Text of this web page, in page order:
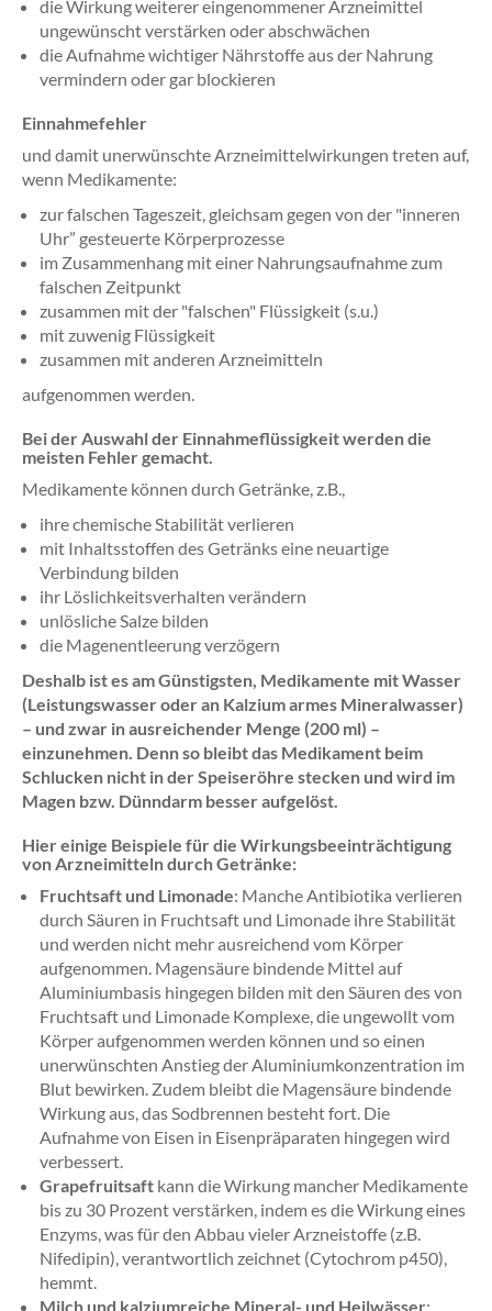
die Wirkung weiterer eingenommener Arzneimittel
ungewünscht verstärken oder abschwächen
die Aufnahme wichtiger Nährstoffe aus der Nahrung
vermindern oder gar blockieren
Einnahmefehler
und damit unerwünschte Arzneimittelwirkungen treten auf,
wenn Medikamente:
zur falschen Tageszeit, gleichsam gegen von der "inneren
Uhr” gesteuerte Körperprozesse
im Zusammenhang mit einer Nahrungsaufnahme zum
falschen Zeitpunkt
zusammen mit der "falschen" Flüssigkeit (s.u.)
mit zuwenig Flüssigkeit
zusammen mit anderen Arzneimitteln
aufgenommen werden.
Bei der Auswahl der Einnahmeflüssigkeit werden die
meisten Fehler gemacht.
Medikamente können durch Getränke, z.B.,
ihre chemische Stabilität verlieren
mit Inhaltsstoffen des Getränks eine neuartige
Verbindung bilden
ihr Löslichkeitsverhalten verändern
unlösliche Salze bilden
die Magenentleerung verzögern
Deshalb ist es am Günstigsten, Medikamente mit Wasser
(Leistungswasser oder an Kalzium armes Mineralwasser)
– und zwar in ausreichender Menge (200 ml) –
einzunehmen. Denn so bleibt das Medikament beim
Schlucken nicht in der Speiseröhre stecken und wird im
Magen bzw. Dünndarm besser aufgelöst.
Hier einige Beispiele für die Wirkungsbeeinträchtigung
von Arzneimitteln durch Getränke:
Fruchtsaft und Limonade: Manche Antibiotika verlieren
durch Säuren in Fruchtsaft und Limonade ihre Stabilität
und werden nicht mehr ausreichend vom Körper
aufgenommen. Magensäure bindende Mittel auf
Aluminiumbasis hingegen bilden mit den Säuren des von
Fruchtsaft und Limonade Komplexe, die ungewollt vom
Körper aufgenommen werden können und so einen
unerwünschten Anstieg der Aluminiumkonzentration im
Blut bewirken. Zudem bleibt die Magensäure bindende
Wirkung aus, das Sodbrennen besteht fort. Die
Aufnahme von Eisen in Eisenpräparaten hingegen wird
verbessert.
Grapefruitsaft kann die Wirkung mancher Medikamente
bis zu 30 Prozent verstärken, indem es die Wirkung eines
Enzyms, was für den Abbau vieler Arzneistoffe (z.B.
Nifedipin), verantwortlich zeichnet (Cytochrom p450),
hemmt.
Milch und kalziumreiche Mineral- und Heilwässer: